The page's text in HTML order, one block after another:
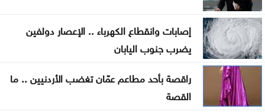
رحلة في ذاكرة الوطن .. موظفو اليرموك يثمّنون جهود
نادي العاملين
دولة صغيرة .. بس قَدّ حالنا وأكبر من الخارطة !
كلّيّة الحقوق في الجامعة الأردنيّة تُواصل صناعة
إصابات وانقطاع الكهرباء .. الإعصار دولفين
يضرب جنوب اليابان
راقصة بأحد مطاعم عمّان تغضب الأردنيين .. ما
القصة